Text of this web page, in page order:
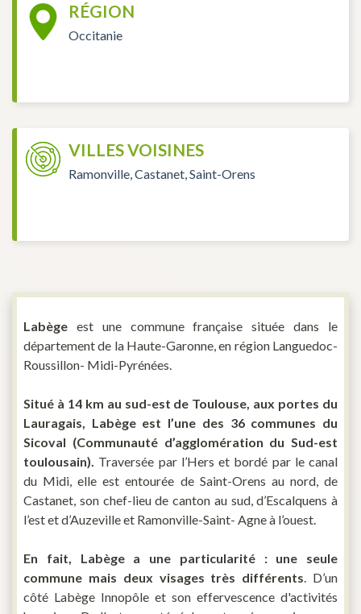
RÉGION
Occitanie
VILLES VOISINES
Ramonville, Castanet, Saint-Orens
Labège est une commune française située dans le
département de la Haute-Garonne, en région Languedoc-
Roussillon- Midi-Pyrénées.
Situé à 14 km au sud-est de Toulouse, aux portes du
Lauragais, Labège est l’une des 36 communes du
Sicoval (Communauté d’agglomération du Sud-est
toulousain). Traversée par l’Hers et bordé par le canal
du Midi, elle est entourée de Saint-Orens au nord, de
Castanet, son chef-lieu de canton au sud, d’Escalquens à
l’est et d’Auzeville et Ramonville-Saint- Agne à l’ouest.
En fait, Labège a une particularité : une seule
commune mais deux visages très différents. D’un
côté Labège Innopôle et son effervescence d'activités